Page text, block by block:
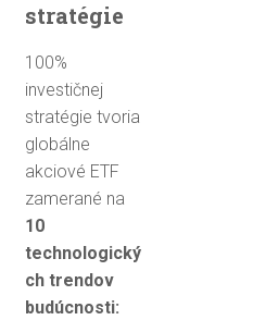
stratégie
100%
investičnej
stratégie tvoria
globálne
akciové ETF
zamerané na
10
technologický
ch trendov
budúcnosti: